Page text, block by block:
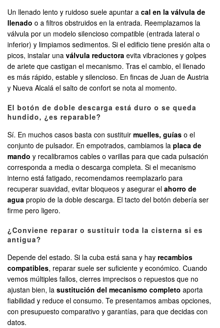
Un llenado lento y ruidoso suele apuntar a cal en la válvula de
llenado o a filtros obstruidos en la entrada. Reemplazamos la
válvula por un modelo silencioso compatible (entrada lateral o
inferior) y limpiamos sedimentos. Si el edificio tiene presión alta o
picos, instalar una válvula reductora evita vibraciones y golpes
de ariete que castigan el mecanismo. Tras el cambio, el llenado
es más rápido, estable y silencioso. En fincas de Juan de Austria
y Nueva Alcalá el salto de confort se nota al momento.
El botón de doble descarga está duro o se queda
hundido, ¿es reparable?
Sí. En muchos casos basta con sustituir muelles, guías o el
conjunto de pulsador. En empotrados, cambiamos la placa de
mando y recalibramos cables o varillas para que cada pulsación
corresponda a media o descarga completa. Si el mecanismo
interno está fatigado, recomendamos reemplazarlo para
recuperar suavidad, evitar bloqueos y asegurar el ahorro de
agua propio de la doble descarga. El tacto del botón debería ser
firme pero ligero.
¿Conviene reparar o sustituir toda la cisterna si es
antigua?
Depende del estado. Si la cuba está sana y hay recambios
compatibles, reparar suele ser suficiente y económico. Cuando
vemos múltiples fallos, cierres imprecisos o repuestos que no
ajustan bien, la sustitución del mecanismo completo aporta
fiabilidad y reduce el consumo. Te presentamos ambas opciones,
con presupuesto comparativo y garantías, para que decidas con
datos.